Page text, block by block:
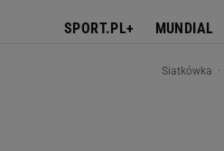
SPORT.PL+ MUNDIAL
Siatkówka